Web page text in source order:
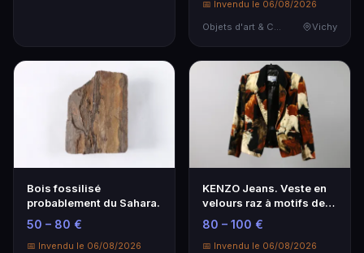
📅 Invendu le 06/08/2026
Objets d'art & Curiosités
Vichy
Bois fossilisé
probablement du Sahara.
50 – 80 €
📅 Invendu le 06/08/2026
KENZO Jeans. Veste en
velours raz à motifs de
chevaux.
80 – 100 €
📅 Invendu le 06/08/2026